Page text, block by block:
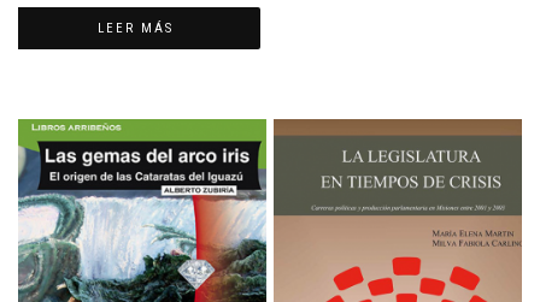
LEER MÁS